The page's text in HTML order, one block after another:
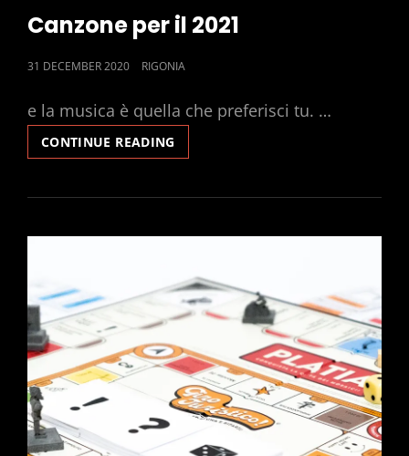
LINKS
Canzone per il 2021
POSTED
31 DECEMBER 2020 RIGONIA
e la musica è quella che preferisci tu. …
CONTINUE READING
PER
2021